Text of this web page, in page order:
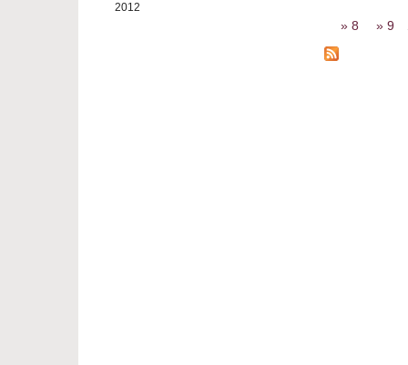
2012
8 9